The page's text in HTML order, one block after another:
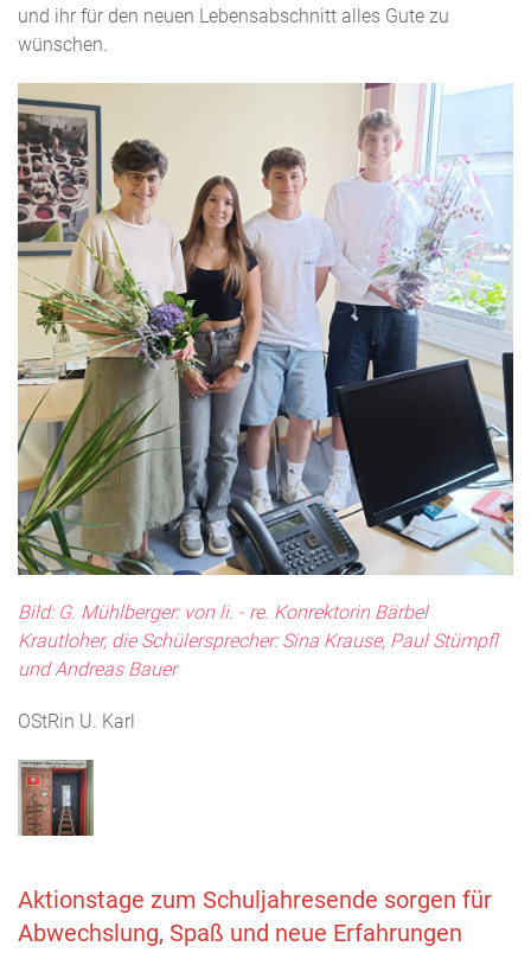
und ihr für den neuen Lebensabschnitt alles Gute zu
wünschen.
Bild: G. Mühlberger: von li. - re. Konrektorin Bärbel
Krautloher, die Schülersprecher: Sina Krause, Paul Stümpfl
und Andreas Bauer
OStRin U. Karl
Aktionstage zum Schuljahresende sorgen für
Abwechslung, Spaß und neue Erfahrungen